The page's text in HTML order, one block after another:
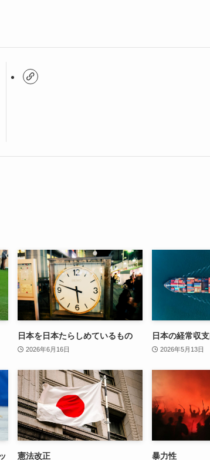
日本を日本たらしめているもの
2026年6月16日
日本の経常収
2026年5月13日
憲法改正 暴力性